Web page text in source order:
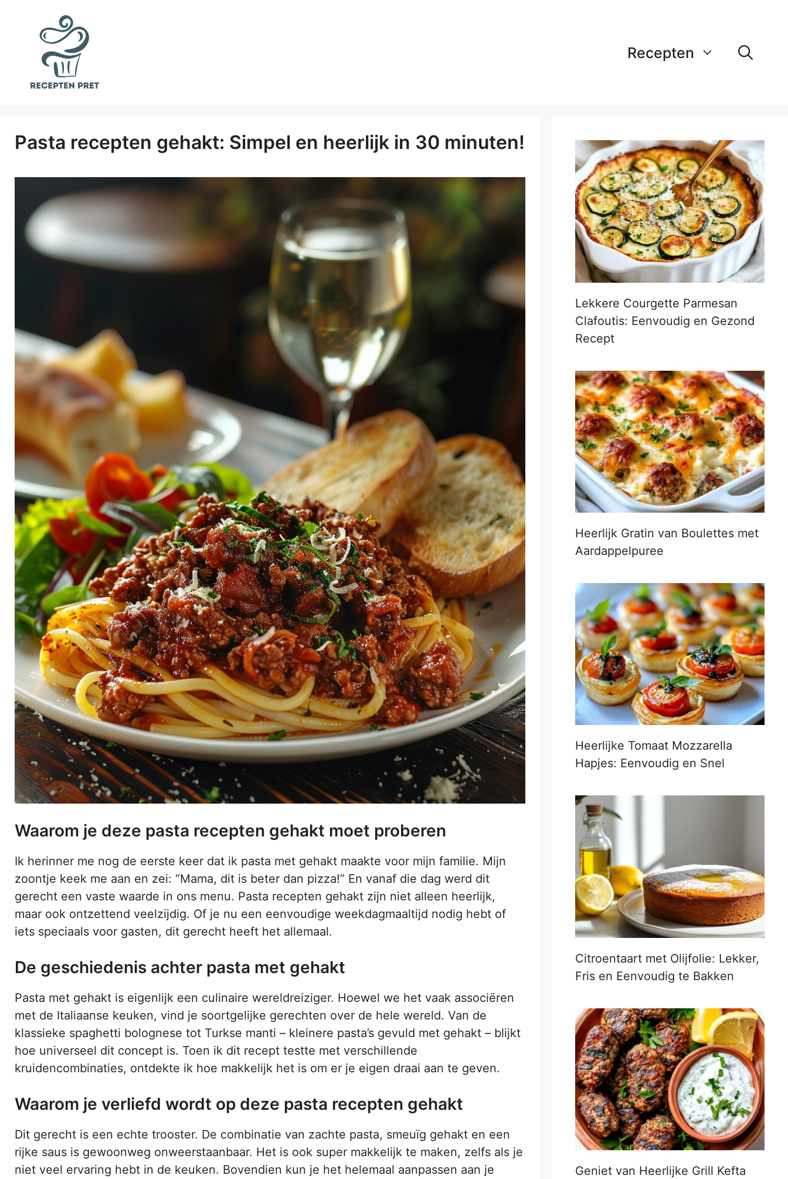
Recepten
Pasta recepten gehakt: Simpel en heerlijk in 30 minuten!
Waarom je deze pasta recepten gehakt moet proberen
Ik herinner me nog de eerste keer dat ik pasta met gehakt maakte voor mijn familie. Mijn
zoontje keek me aan en zei: “Mama, dit is beter dan pizza!” En vanaf die dag werd dit
gerecht een vaste waarde in ons menu. Pasta recepten gehakt zijn niet alleen heerlijk,
maar ook ontzettend veelzijdig. Of je nu een eenvoudige weekdagmaaltijd nodig hebt of
iets speciaals voor gasten, dit gerecht heeft het allemaal.
De geschiedenis achter pasta met gehakt
Pasta met gehakt is eigenlijk een culinaire wereldreiziger. Hoewel we het vaak associëren
met de Italiaanse keuken, vind je soortgelijke gerechten over de hele wereld. Van de
klassieke spaghetti bolognese tot Turkse manti – kleinere pasta’s gevuld met gehakt – blijkt
hoe universeel dit concept is. Toen ik dit recept testte met verschillende
kruidencombinaties, ontdekte ik hoe makkelijk het is om er je eigen draai aan te geven.
Waarom je verliefd wordt op deze pasta recepten gehakt
Dit gerecht is een echte trooster. De combinatie van zachte pasta, smeuïg gehakt en een
rijke saus is gewoonweg onweerstaanbaar. Het is ook super makkelijk te maken, zelfs als je
niet veel ervaring hebt in de keuken. Bovendien kun je het helemaal aanpassen aan je
Lekkere Courgette Parmesan
Clafoutis: Eenvoudig en Gezond
Recept
Heerlijk Gratin van Boulettes met
Aardappelpuree
Heerlijke Tomaat Mozzarella
Hapjes: Eenvoudig en Snel
Citroentaart met Olijfolie: Lekker,
Fris en Eenvoudig te Bakken
Geniet van Heerlijke Grill Kefta